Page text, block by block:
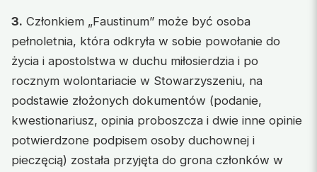
3. Członkiem „Faustinum” może być osoba
pełnoletnia, która odkryła w sobie powołanie do
życia i apostolstwa w duchu miłosierdzia i po
rocznym wolontariacie w Stowarzyszeniu, na
podstawie złożonych dokumentów (podanie,
kwestionariusz, opinia proboszcza i dwie inne opinie
potwierdzone podpisem osoby duchownej i
pieczęcią) została przyjęta do grona członków w